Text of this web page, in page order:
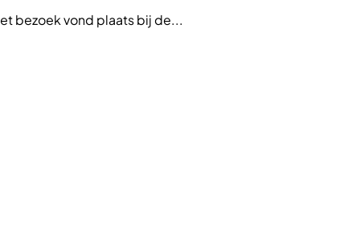
bezoek vond plaats bij de...